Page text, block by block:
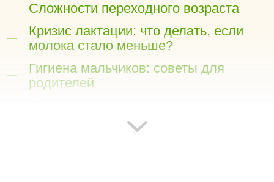
Сложности переходного возраста
Кризис лактации: что делать, если
молока стало меньше?
Гигиена мальчиков: советы для
родителей